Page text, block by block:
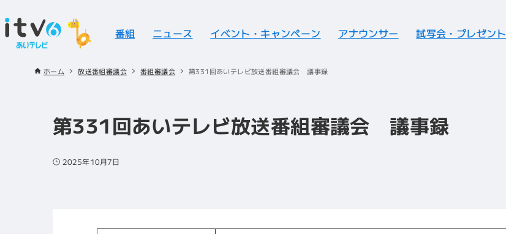
番組 ニュース イベント・キャンペーン アナウンサー 試写会・プレゼント
ホーム 放送番組審議会 番組審議会 第331回あいテレビ放送番組審議会 議事録
第331回あいテレビ放送番組審議会 議事録
2025年10月7日